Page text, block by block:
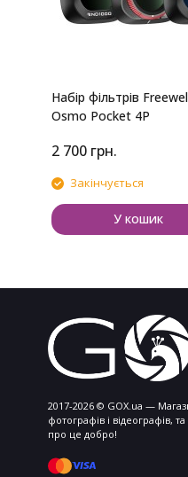
Набір фільтрів
Osmo Pocket 4P
2 700 грн.
Закінчується
У кошик
2017-2026 © GOX.ua —
фотографів і відеографів,
про це добро!